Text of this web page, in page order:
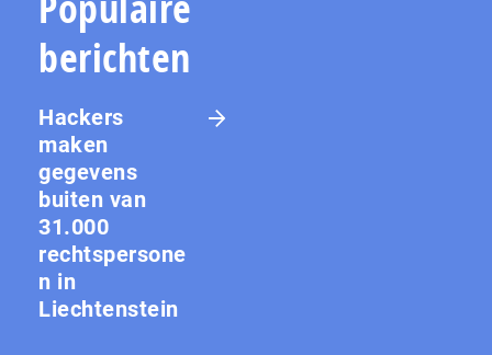
berichten
Hackers
maken
gegevens
buiten van
31.000
rechtspersone
n in
Liechtenstein